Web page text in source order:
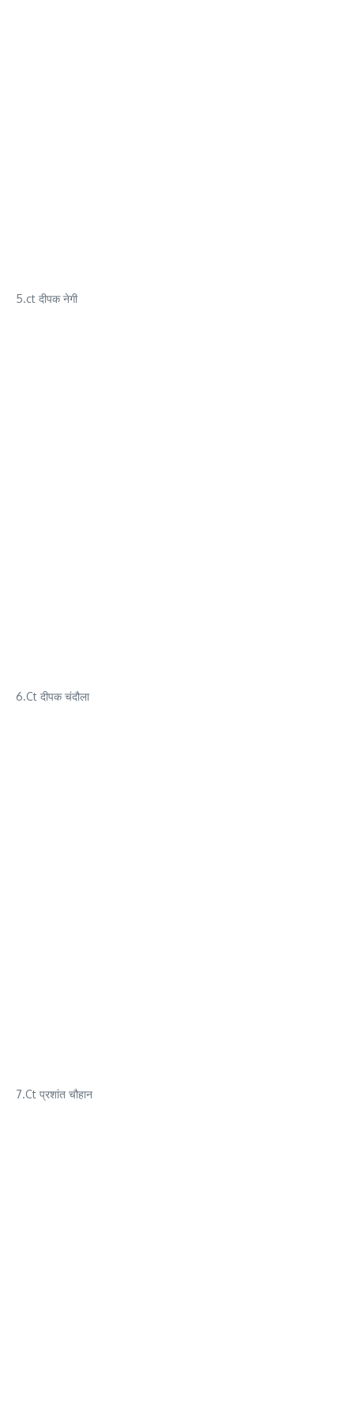
5.ct दीपक नेगी
6.Ct दीपक चंदौला
7.Ct प्रशांत चौहान